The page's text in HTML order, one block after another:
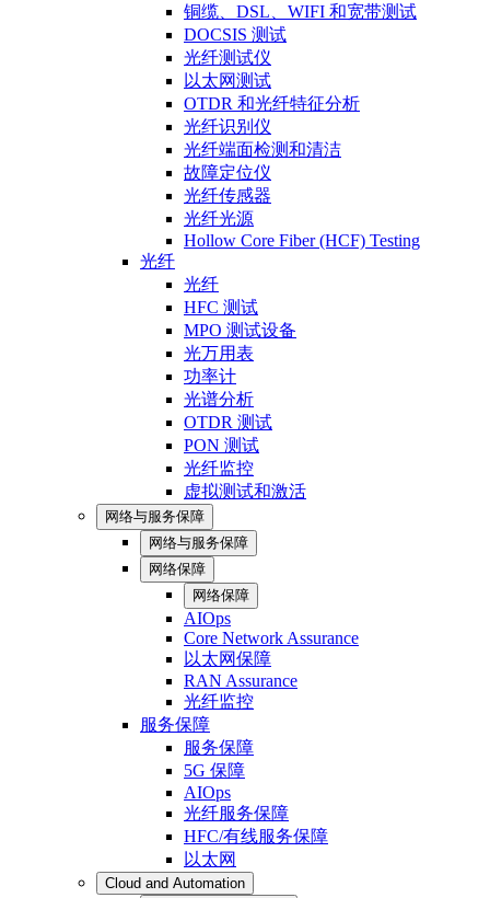
铜缆、DSL、WIFI 和宽带测试
DOCSIS 测试
光纤测试仪
以太网测试
OTDR 和光纤特征分析
光纤识别仪
光纤端面检测和清洁
故障定位仪
光纤传感器
光纤光源
Hollow Core Fiber (HCF) Testing
光纤
光纤
HFC 测试
MPO 测试设备
光万用表
功率计
光谱分析
OTDR 测试
PON 测试
光纤监控
虚拟测试和激活
网络与服务保障
网络与服务保障
网络保障
网络保障
AIOps
Core Network Assurance
以太网保障
RAN Assurance
光纤监控
服务保障
服务保障
5G 保障
AIOps
光纤服务保障
HFC/有线服务保障
以太网
Cloud and Automation